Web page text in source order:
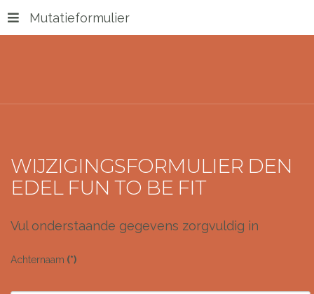
Mutatieformulier
WIJZIGINGSFORMULIER DEN
EDEL FUN TO BE FIT
Vul onderstaande gegevens zorgvuldig in
Achternaam (*)